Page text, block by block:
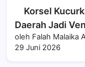
Korsel
Daerah Jadi
oleh Falah Malaika
29 Juni 2026